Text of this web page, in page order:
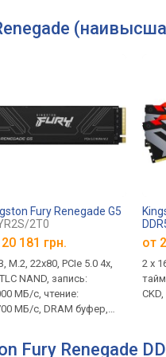
Fury Renegade G5
2T0
20 181 грн.
M.2, 22x80, PCIe 5.0 4x,
NAND, запись:
МБ/с, чтение:
МБ/с, DRAM буфер,
от
2 х
Fury Renegade